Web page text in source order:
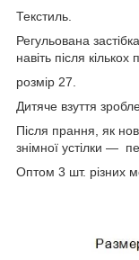
Текстиль.
Регульована
навіть після кількох
розмір 27.
Дитяче взуття
Після прання, як
знімної устілки —
Оптом 3 шт. різних